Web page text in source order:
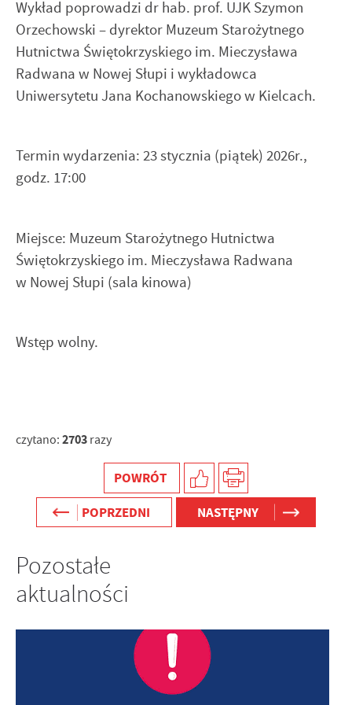
Wykład poprowadzi dr hab. prof. UJK Szymon
Orzechowski – dyrektor Muzeum Starożytnego
Hutnictwa Świętokrzyskiego im. Mieczysława
Radwana w Nowej Słupi i wykładowca
Uniwersytetu Jana Kochanowskiego w Kielcach.
Termin wydarzenia: 23 stycznia (piątek) 2026r.,
godz. 17:00
Miejsce: Muzeum Starożytnego Hutnictwa
Świętokrzyskiego im. Mieczysława Radwana
w Nowej Słupi (sala kinowa)
Wstęp wolny.
czytano: 2703 razy
POWRÓT
POPRZEDNI
NASTĘPNY
Pozostałe
aktualności
Wyrażenie zgody na analityczne pliki cookies gwarantuje
dostępność wszystkich funkcjonalności.
najciekawsze informacje i aktualności na stronach naszych
partnerów.
Promocyjne pliki cookies służą do prezentowania Ci naszych
komunikatów na podstawie analizy Twoich upodobań oraz
Twoich zwyczajów dotyczących przeglądanej witryny
innych dostawców usług. Firmy te działają w charakterze
pośredników prezentujących nasze treści w postaci wiadomości,
ofert, komunikatów mediów społecznościowych.
Więcej